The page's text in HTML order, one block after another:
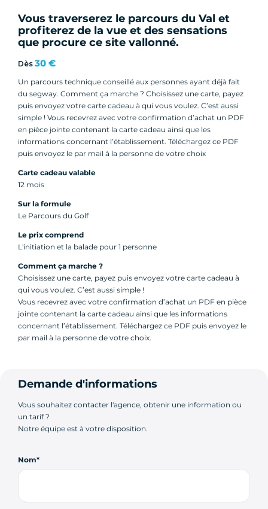
Vous traverserez le parcours du Val et
profiterez de la vue et des sensations
que procure ce site vallonné.
Dès 30 €
Un parcours technique conseillé aux personnes ayant déjà fait
du segway. Comment ça marche ? Choisissez une carte, payez
puis envoyez votre carte cadeau à qui vous voulez. C’est aussi
simple ! Vous recevrez avec votre confirmation d’achat un PDF
en pièce jointe contenant la carte cadeau ainsi que les
informations concernant l’établissement. Téléchargez ce PDF
puis envoyez le par mail à la personne de votre choix
Carte cadeau valable
12 mois
Sur la formule
Le Parcours du Golf
Le prix comprend
L'initiation et la balade pour 1 personne
Comment ça marche ?
Choisissez une carte, payez puis envoyez votre carte cadeau à
qui vous voulez. C’est aussi simple !
Vous recevrez avec votre confirmation d’achat un PDF en pièce
jointe contenant la carte cadeau ainsi que les informations
concernant l’établissement. Téléchargez ce PDF puis envoyez le
par mail à la personne de votre choix.
Demande d'informations
Vous souhaitez contacter l'agence, obtenir une information ou
un tarif ?
Notre équipe est à votre disposition.
Nom